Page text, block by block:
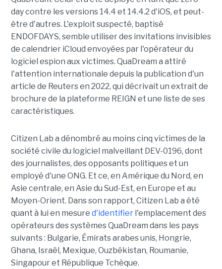
day contre les versions 14.4 et 14.4.2 d'iOS, et peut-
être d'autres. L'exploit suspecté, baptisé
ENDOFDAYS, semble utiliser des invitations invisibles
de calendrier iCloud envoyées par l'opérateur du
logiciel espion aux victimes. QuaDream a attiré
l'attention internationale depuis la publication d'un
article de Reuters en 2022, qui décrivait un extrait de
brochure de la plateforme REIGN et une liste de ses
caractéristiques.
Citizen Lab a dénombré au moins cinq victimes de la
société civile du logiciel malveillant DEV-0196, dont
des journalistes, des opposants politiques et un
employé d'une ONG. Et ce, en Amérique du Nord, en
Asie centrale, en Asie du Sud-Est, en Europe et au
Moyen-Orient. Dans son rapport, Citizen Lab a été
quant à lui en mesure d'identifierl'emplacement des
opérateurs des systèmes QuaDream dans les pays
suivants : Bulgarie, Émirats arabes unis, Hongrie,
Ghana, Israël, Mexique, Ouzbékistan, Roumanie,
Singapour et République Tchèque.